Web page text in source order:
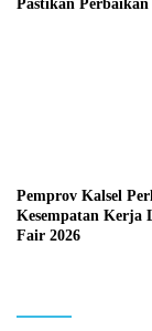
Pastikan
Pemprov Kalsel
Kesempatan Kerja
Fair 2026